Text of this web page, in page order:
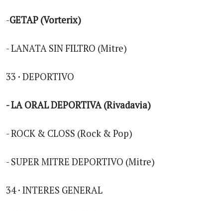
-GETAP (Vorterix)
- LANATA SIN FILTRO (Mitre)
33 · DEPORTIVO
- LA ORAL DEPORTIVA (Rivadavia)
- ROCK & CLOSS (Rock & Pop)
- SUPER MITRE DEPORTIVO (Mitre)
34 · INTERES GENERAL